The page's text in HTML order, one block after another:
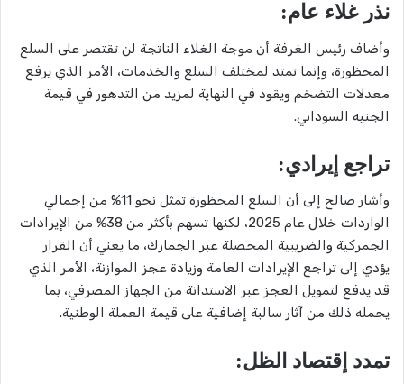
نذر غلاء عام:
وأضاف رئيس الغرفة أن موجة الغلاء الناتجة لن تقتصر على السلع
المحظورة، وإنما تمتد لمختلف السلع والخدمات، الأمر الذي يرفع
معدلات التضخم ويقود في النهاية لمزيد من التدهور في قيمة
الجنيه السوداني.
تراجع إيرادي:
وأشار صالح إلى أن السلع المحظورة تمثل نحو 11% من إجمالي
الواردات خلال عام 2025، لكنها تسهم بأكثر من 38% من الإيرادات
الجمركية والضريبية المحصلة عبر الجمارك، ما يعني أن القرار
يؤدي إلى تراجع الإيرادات العامة وزيادة عجز الموازنة، الأمر الذي
قد يدفع لتمويل العجز عبر الاستدانة من الجهاز المصرفي، بما
يحمله ذلك من آثار سالبة إضافية على قيمة العملة الوطنية.
تمدد إقتصاد الظل: